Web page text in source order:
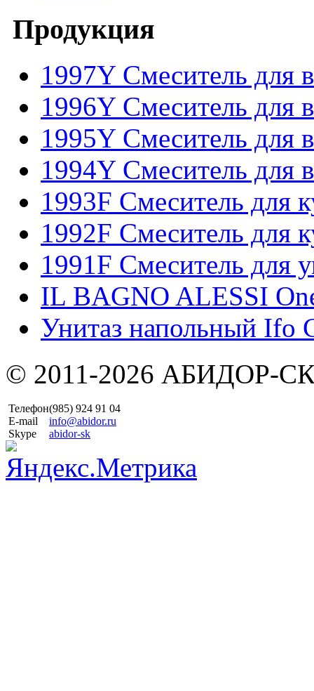
Продукция
1997Y Смеситель для
1996Y Смеситель для
1995Y Смеситель для
1994Y Смеситель для
1993F Смеситель для
1992F Смеситель для
1991F Смеситель для
IL BAGNO ALESSI
Унитаз напольный Ifo
© 2011-2026 АБИДОР-
Телефон(985) 924 91 04
E-mail
info@abidor.ru
Skype
abidor-sk